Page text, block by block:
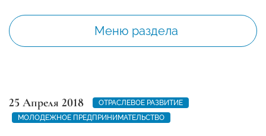
Меню раздела
25 Апреля 2018
ОТРАСЛЕВОЕ РАЗВИТИЕ
МОЛОДЕЖНОЕ ПРЕДПРИНИМАТЕЛЬСТВО